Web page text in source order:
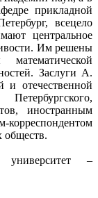
прикладной
всецело
центральное
Им решены
Заслуги А.
отечественной
иностранным
обществ.
университет –